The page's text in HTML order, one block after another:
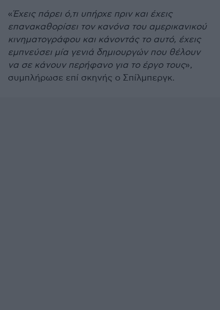
«Έχεις πάρει ό,τι υπήρχε πριν και έχεις
επανακαθορίσει τον κανόνα του αμερικανικού
κινηματογράφου και κάνοντάς το αυτό, έχεις
εμπνεύσει μία γενιά δημιουργών που θέλουν
να σε κάνουν περήφανο για το έργο τους»,
συμπλήρωσε επί σκηνής ο Σπίλμπεργκ.